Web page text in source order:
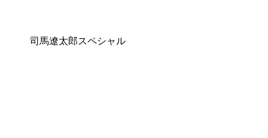
司馬遼太郎スペシャル